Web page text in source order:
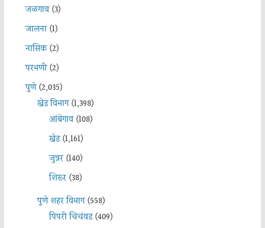
जळगाव(3)
जालना(1)
नासिक(2)
परभणी(2)
पुणे(2,035)
खेड विभाग(1,398)
आंबेगाव(108)
खेड(1,161)
जुन्नर(140)
शिरूर(38)
पुणे शहर विभाग(558)
पिंपरी चिचंवड(409)